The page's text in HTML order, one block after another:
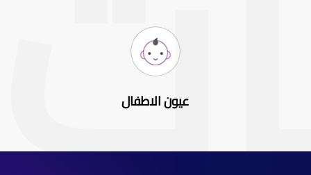
عيون الاطفال